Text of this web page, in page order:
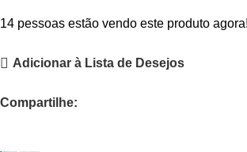
14 pessoas estão vendo este produto agora!
Adicionar à Lista de Desejos
Compartilhe: